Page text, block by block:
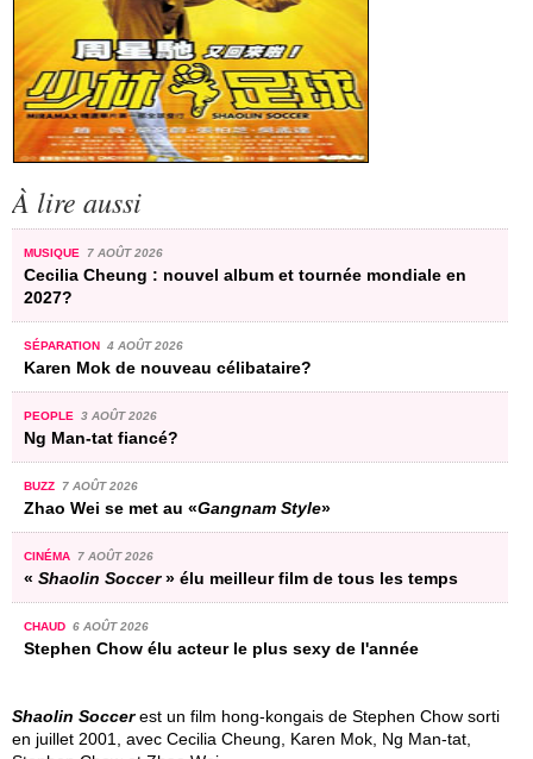
À lire aussi
MUSIQUE 7 AOÛT 2026
Cecilia Cheung : nouvel album et tournée mondiale en
2027?
SÉPARATION 4 AOÛT 2026
Karen Mok de nouveau célibataire?
PEOPLE 3 AOÛT 2026
Ng Man-tat fiancé?
BUZZ 7 AOÛT 2026
Zhao Wei se met au «Gangnam Style»
CINÉMA 7 AOÛT 2026
« Shaolin Soccer» élu meilleur film de tous les temps
CHAUD 6 AOÛT 2026
Stephen Chow élu acteur le plus sexy de l'année
Shaolin Soccerest un film hong-kongais de Stephen Chow sorti
en juillet 2001, avec Cecilia Cheung, Karen Mok, Ng Man-tat,